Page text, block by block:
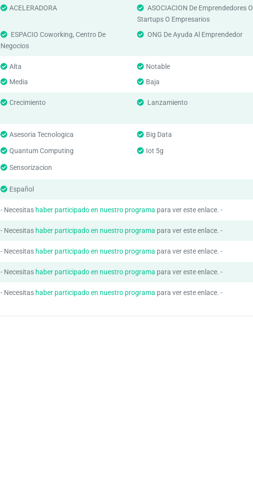
ACELERADORA
ASOCIACION De Emprendedores O
Startups O Empresarios
ESPACIO Coworking, Centro De
Negocios
ONG De Ayuda Al Emprendedor
Alta
Notable
Media
Baja
Crecimiento Lanzamiento
Asesoria Tecnologica Big Data
Quantum Computing Iot 5g
Sensorizacion
Español
- Necesitas haber participado en nuestro programa para ver este enlace. -
- Necesitas haber participado en nuestro programa para ver este enlace. -
- Necesitas haber participado en nuestro programa para ver este enlace. -
- Necesitas haber participado en nuestro programa para ver este enlace. -
- Necesitas haber participado en nuestro programa para ver este enlace. -